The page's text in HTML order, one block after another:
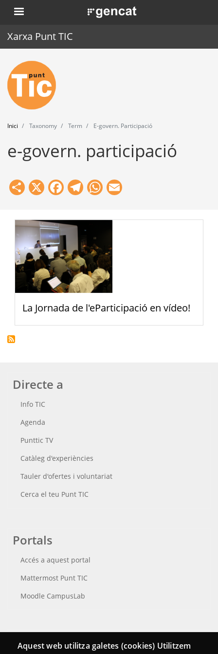
Vés
al
. Obre en una nova finestra.
Xarxa Punt TIC
Inici
Punt TIC
Actualitat
Agenda
Formació
Eines
Inici Taxonomy Term E-govern. Participació
e-govern. participació
Share
X Facebook
Telegram
WhatsApp
La Jornada de l'eParticipació en vídeo!
Directe a
Info TIC
Agenda
Punttic TV
Catàleg d'experiències
Tauler d'ofertes i voluntariat
Cerca el teu Punt TIC
Portals
Accés a aquest portal
Mattermost Punt TIC
Moodle CampusLab
Connecta
Aquest web utilitza galetes (cookies) Utilitzem